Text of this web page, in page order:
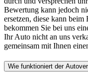
Bewertung kann jedoch
ersetzen, diese kann beim
bekommen Sie bei uns
Ihr Auto nicht an uns
gemeinsam mit Ihnen
Wie funktioniert der